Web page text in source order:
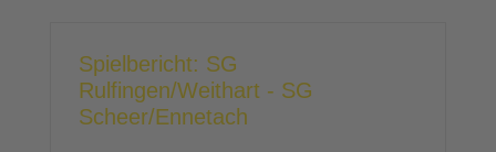
Spielbericht: SG
Rulfingen/Weithart - SG
Scheer/Ennetach